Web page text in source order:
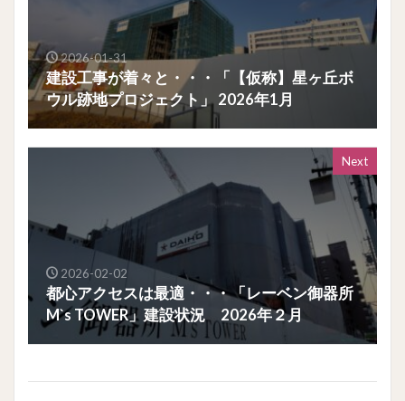
2026-01-31
建設工事が着々と・・・「【仮称】星ヶ丘ボ
ウル跡地プロジェクト」 2026年1月
Next
2026-02-02
都心アクセスは最適・・・「レーベン御器所
M`s TOWER」建設状況 2026年２月